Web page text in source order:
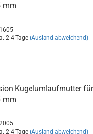
mm
2-4 Tage (Ausland abweichend)
Kugelumlaufmutter
mm
2-4 Tage (Ausland abweichend)